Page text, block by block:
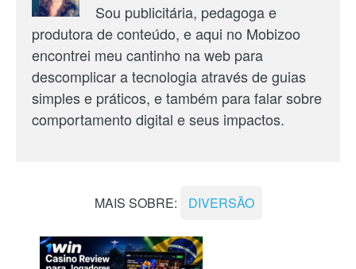
Sou publicitária, pedagoga e
produtora de conteúdo, e aqui no Mobizoo
encontrei meu cantinho na web para
descomplicar a tecnologia através de guias
simples e práticos, e também para falar sobre
comportamento digital e seus impactos.
MAIS SOBRE: DIVERSÃO